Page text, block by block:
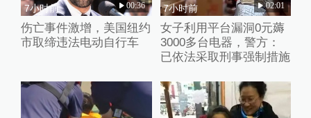
7小时前 00:36
伤亡事件激增，美国纽约
市取缔违法电动自行车
7小时前 02:01
女子利用平台漏洞0元薅
3000多台电器，警方：
已依法采取刑事强制措施